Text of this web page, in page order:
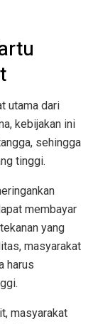
utama dari
kebijakan ini
sehingga
tinggi.
membayar
yang
masyarakat
harus
masyarakat